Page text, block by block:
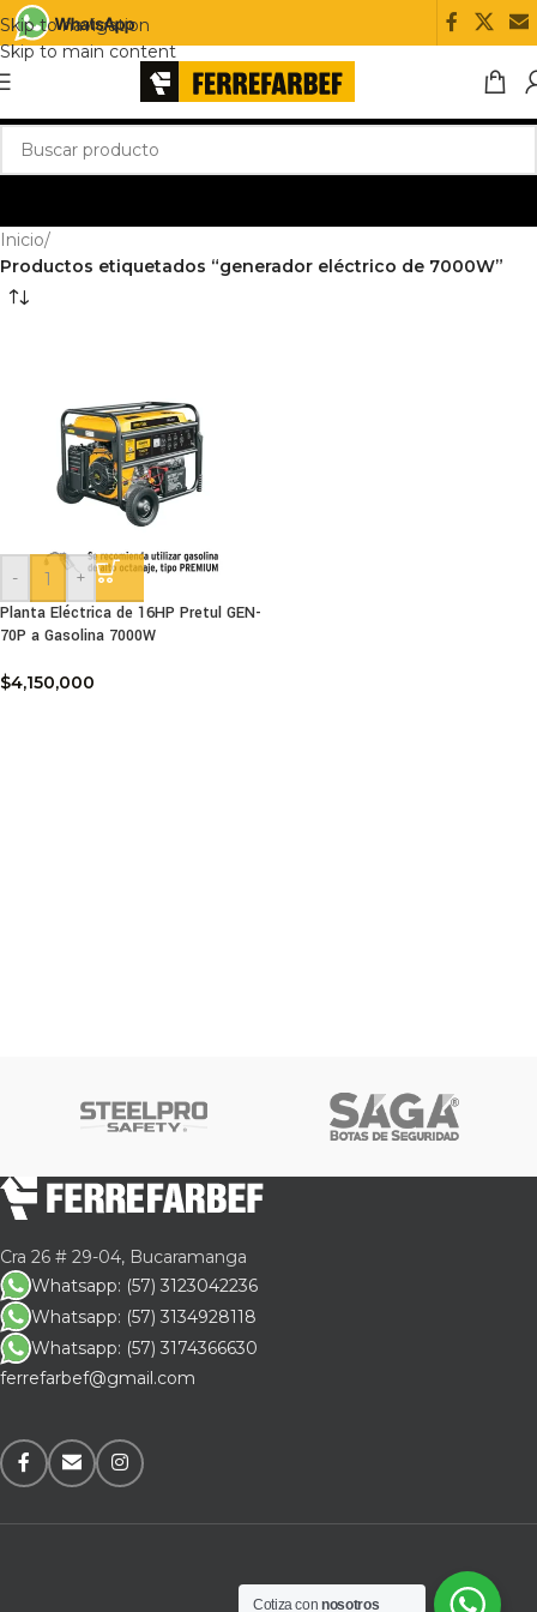
Skip to navigation
Skip to main content
Inicio/
Productos etiquetados “generador eléctrico de 7000W”
-
+
Planta Eléctrica de 16HP Pretul GEN-
70P a Gasolina 7000W
$4,150,000
Cra 26 # 29-04, Bucaramanga
Whatsapp: (57) 3123042236
Whatsapp: (57) 3134928118
Whatsapp: (57) 3174366630
ferrefarbef@gmail.com
Cotiza connosotros